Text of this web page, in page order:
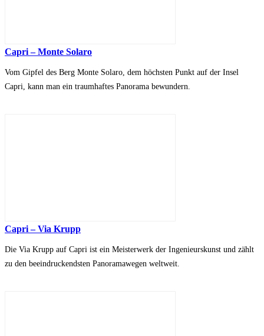
Capri – Monte Solaro
Vom Gipfel des Berg Monte Solaro, dem höchsten Punkt auf der Insel
Capri, kann man ein traumhaftes Panorama bewundern.
Capri – Via Krupp
Die Via Krupp auf Capri ist ein Meisterwerk der Ingenieurskunst und zählt
zu den beeindruckendsten Panoramawegen weltweit.